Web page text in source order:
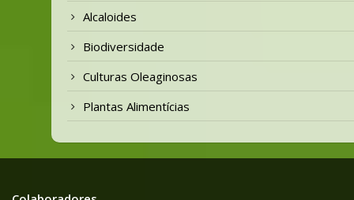
Alcaloides
Biodiversidade
Culturas Oleaginosas
Plantas Alimentícias